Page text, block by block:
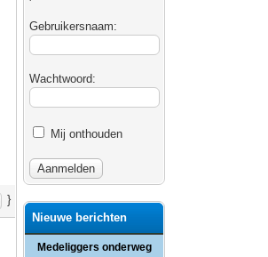
}
Gebruikersnaam:
Wachtwoord:
Mij onthouden
Nieuwe berichten
Medeliggers onderweg